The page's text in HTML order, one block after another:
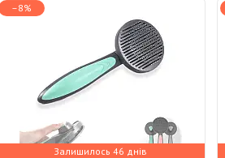
–8%
Залишилось 46 днів